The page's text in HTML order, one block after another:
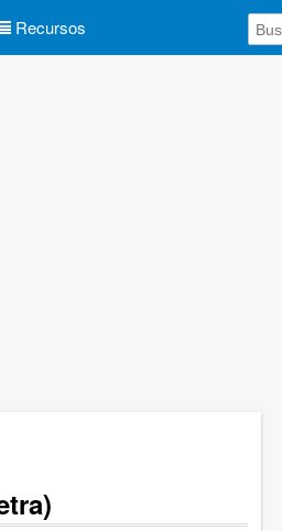
Recursos